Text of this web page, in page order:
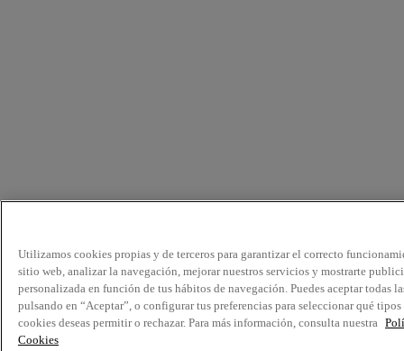
Utilizamos cookies propias y de terceros para garantizar el correcto
sitio web, analizar la navegación, mejorar nuestros servicios y mostrarte
personalizada en función de tus hábitos de navegación. Puedes aceptar todas
pulsando en “Aceptar”, o configurar tus preferencias para seleccionar qué tipos
cookies deseas permitir o rechazar. Para más información, consulta nuestra
Cookies